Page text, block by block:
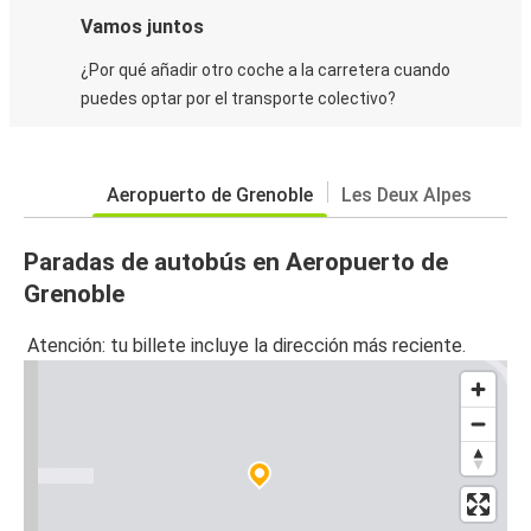
Vamos juntos
¿Por qué añadir otro coche a la carretera cuando
puedes optar por el transporte colectivo?
Aeropuerto de Grenoble Les Deux Alpes
Paradas de autobús en Aeropuerto de
Grenoble
Atención: tu billete incluye la dirección más reciente.